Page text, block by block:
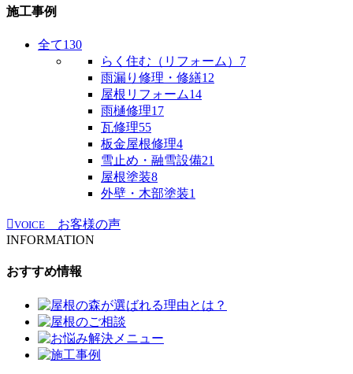
施工事例
全て130
らく住む（リフォーム） 7
雨漏り修理・修繕12
屋根リフォーム14
雨樋修理17
瓦修理55
板金屋根修理4
雪止め・融雪設備21
屋根塗装8
外壁・木部塗装1
VOICE
お客様の声
INFORMATION
おすすめ情報